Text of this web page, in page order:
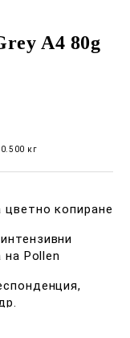
A4 80g
0.500 кг
цветно копиране
Pollen
лазерни и